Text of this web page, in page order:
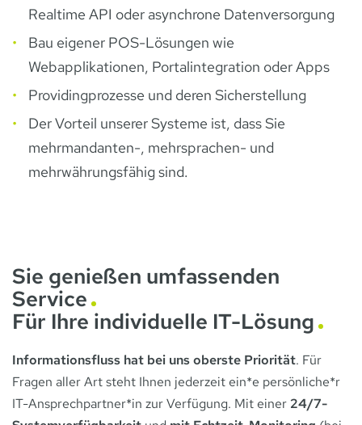
Realtime API oder asynchrone Datenversorgung
Bau eigener POS-Lösungen wie
Webapplikationen, Portalintegration oder Apps
Providingprozesse und deren Sicherstellung
Der Vorteil unserer Systeme ist, dass Sie
mehrmandanten-, mehrsprachen- und
mehrwährungsfähig sind.
Sie genießen umfassenden
Service
Für Ihre individuelle IT-Lösung
Informationsfluss hat bei uns oberste Priorität. Für
Fragen aller Art steht Ihnen jederzeit ein*e persönliche*r
IT-Ansprechpartner*in zur Verfügung. Mit einer 24/7-